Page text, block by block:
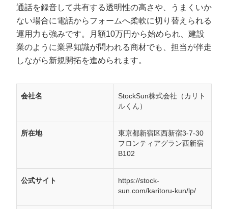
通話を録音して共有する透明性の高さや、うまくいか
ない場合に電話からフォームへ柔軟に切り替えられる
運用力も強みです。月額10万円から始められ、建設
業のように業界知識が問われる商材でも、担当が伴走
しながら新規開拓を進められます。
会社名
StockSun株式会社（カリト
ルくん）
所在地
東京都新宿区西新宿3-7-30
フロンティアグラン西新宿
B102
公式サイト
https://stock-
sun.com/karitoru-kun/lp/